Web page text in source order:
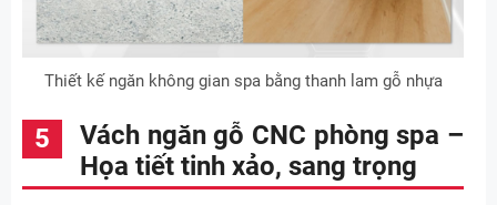
Thiết kế ngăn không gian spa bằng thanh lam gỗ nhựa
Vách ngăn gỗ CNC phòng spa –
Họa tiết tinh xảo, sang trọng